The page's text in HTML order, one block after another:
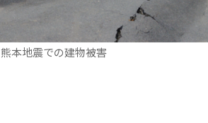
熊本地震での建物被害